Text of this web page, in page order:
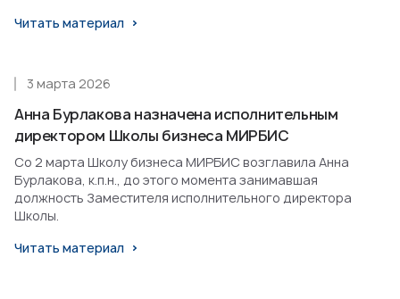
Читать материал
Анна Бурлакова назначена исполнительным
директором Школы бизнеса МИРБИС
3 марта 2026
Со 2 марта Школу бизнеса МИРБИС возглавила Анна
Бурлакова, к.п.н., до этого момента занимавшая
должность Заместителя исполнительного директора
Школы.
Читать материал